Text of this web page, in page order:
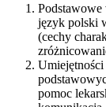
Podstawowe
język polski
(cechy
pomoc